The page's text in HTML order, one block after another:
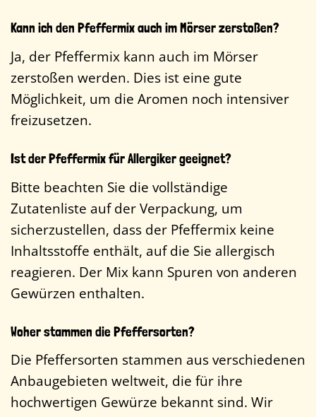
Kann ich den Pfeffermix auch im Mörser zerstoßen?
Ja, der Pfeffermix kann auch im Mörser
zerstoßen werden. Dies ist eine gute
Möglichkeit, um die Aromen noch intensiver
freizusetzen.
Ist der Pfeffermix für Allergiker geeignet?
Bitte beachten Sie die vollständige
Zutatenliste auf der Verpackung, um
sicherzustellen, dass der Pfeffermix keine
Inhaltsstoffe enthält, auf die Sie allergisch
reagieren. Der Mix kann Spuren von anderen
Gewürzen enthalten.
Woher stammen die Pfeffersorten?
Die Pfeffersorten stammen aus verschiedenen
Anbaugebieten weltweit, die für ihre
hochwertigen Gewürze bekannt sind. Wir